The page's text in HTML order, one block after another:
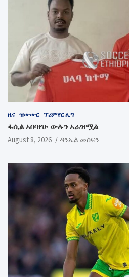
ዜና ዝውውር ፕሪምየር ሊግ
ፋሲል አበባየሁ ውሉን አራዝሟል
August 8, 2026 ዳንኤል መስፍን